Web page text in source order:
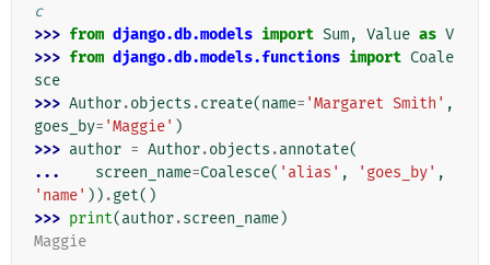
c
>>> from django.db.models import Sum, Value as V
>>> from django.db.models.functions import Coale
sce
>>> Author.objects .create(name= 'Margaret Smith' ,
goes_by= 'Maggie' )
>>> author = Author.objects .annotate(
...
screen_name=Coalesce( 'alias' , 'goes_by' ,
'name' )) .get()
>>> print(author.screen_name)
Maggie